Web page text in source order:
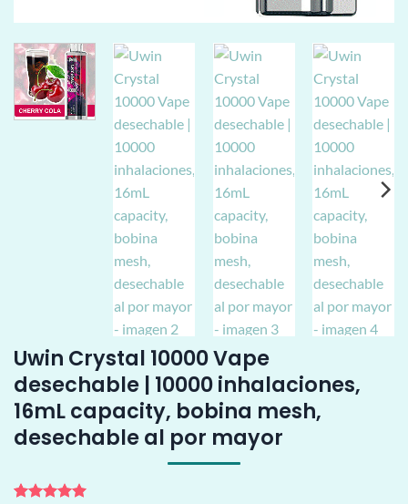
Uwin Crystal 10000 Vape
desechable | 10000 inhalaciones,
16mL capacity, bobina mesh,
desechable al por mayor